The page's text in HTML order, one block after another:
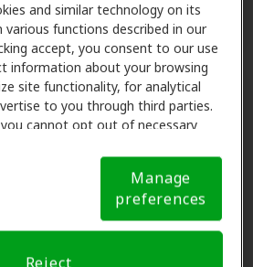
and similar technology on its
functions described in our
accept, you consent to our use
information about your browsing
site functionality, for analytical
to you through third parties.
cannot opt out of necessary
If you are using an opt-out
we will honor that signal. Cookie
Manage
preferences
Reject
Hearing - Irving
10th Fl,Irving, TX, 75038.
de la clínica